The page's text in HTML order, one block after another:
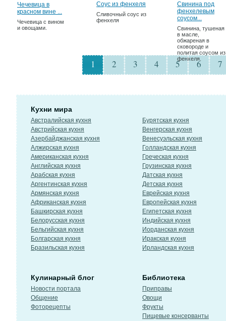
Чечевица в
красном вине ...
Чечевица с вином
и овощами.
Соус из фенхеля
Сливочный соус из
фенхеля
Свинина под
фенхелевым
соусом...
Свинина, тушеная
в масле,
обжареная в
сковороде и
политая соусом из
фенхеля.
1 2 3 4 5 6 7
Кухни мира
Австралийская кухня
Австрийская кухня
Азербайджанская кухня
Алжирская кухня
Американская кухня
Английская кухня
Арабская кухня
Аргентинская кухня
Армянская кухня
Африканская кухня
Башкирская кухня
Белорусская кухня
Бельгийская кухня
Болгарская кухня
Бразильская кухня
Бурятская кухня
Венгерская кухня
Венесуэльская кухня
Голландская кухня
Греческая кухня
Грузинская кухня
Датская кухня
Детская кухня
Еврейская кухня
Европейская кухня
Египетская кухня
Индийская кухня
Иорданская кухня
Иракская кухня
Ирландская кухня
Кулинарный блог
Новости портала
Общение
Фоторецепты
Библиотека
Приправы
Овощи
Фрукты
Пищевые консерванты